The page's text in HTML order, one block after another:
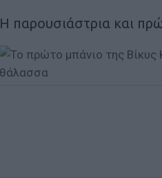
Η παρουσιάστρια και